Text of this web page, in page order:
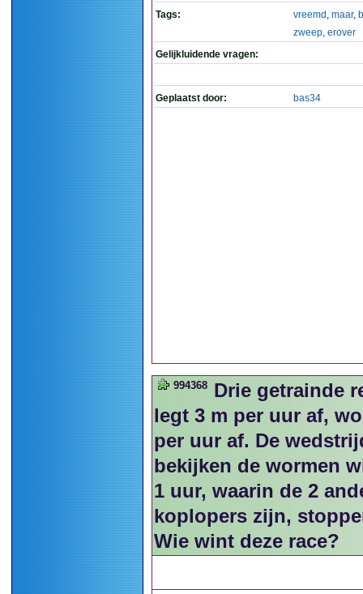
Tags:
vreemd , maar,
zweep, erover
Gelijkluidende vragen:
Geplaatst door: bas34
994368 Drie getrainde
legt 3 m per uur af,
per uur af. De
bekijken de wormen
1 uur, waarin de 2
koplopers zijn,
Wie wint deze race?